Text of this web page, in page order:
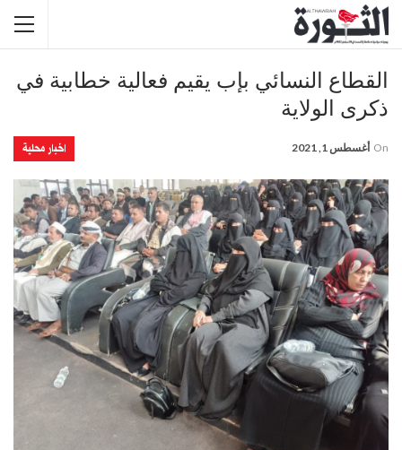
القطاع النسائي بإب يقيم فعالية خطابية في
ذكرى الولاية
اخبار محلية On أغسطس 1, 2021